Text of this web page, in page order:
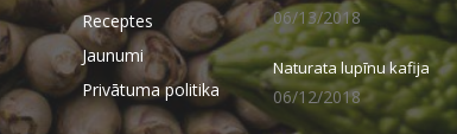
Receptes
Jaunumi
Privātuma politika
06/13/2018
Naturata lupīnu kafija
06/12/2018